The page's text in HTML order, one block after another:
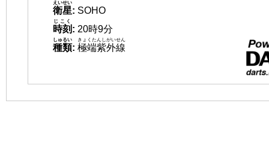
衛星
えいせい
: SOHO
時刻
じこく
: 20時9分
種類
しゅるい
: 極端紫外線
きょくたんしがいせん